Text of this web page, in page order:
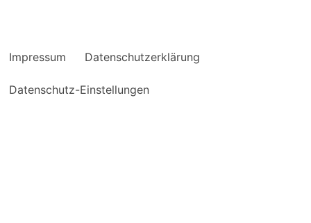
Impressum Datenschutzerklärung
Datenschutz-Einstellungen